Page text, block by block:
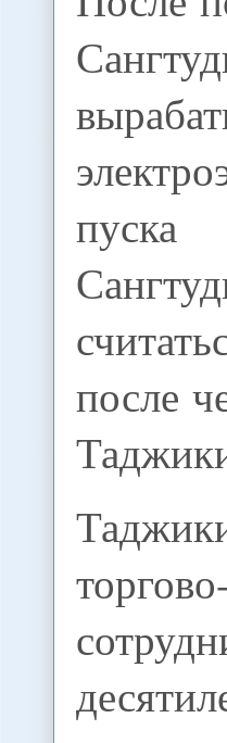
после